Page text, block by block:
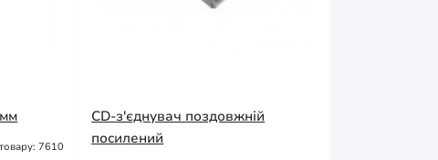
7610
CD-з'єднувач поздовжній
посилений